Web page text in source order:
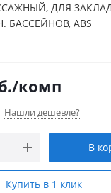
ДЛЯ
БАССЕЙНОВ, ABS
/комп
Нашли дешевле?
В
Купить в 1 клик